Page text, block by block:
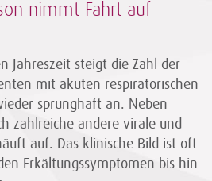
nimmt Fahrt auf
Jahreszeit steigt die Zahl der
mit akuten respiratorischen
sprunghaft an. Neben
zahlreiche andere virale und
auf. Das klinische Bild ist oft
Erkältungssymptomen bis hin